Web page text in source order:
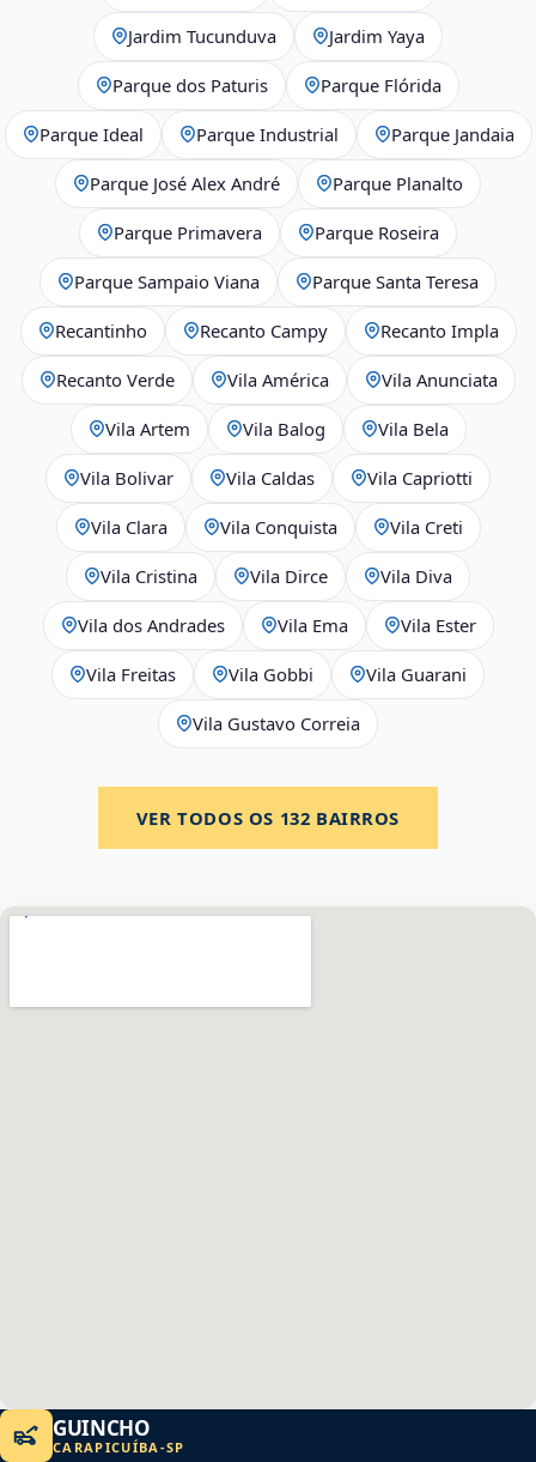
Jardim Tucunduva Jardim Yaya
Parque dos Paturis Parque Flórida
Parque Ideal Parque Industrial Parque Jandaia
Parque José Alex André Parque Planalto
Parque Primavera Parque Roseira
Parque Sampaio Viana Parque Santa Teresa
Recantinho Recanto Campy Recanto Impla
Recanto Verde Vila América Vila Anunciata
Vila Artem Vila Balog Vila Bela
Vila Bolivar Vila Caldas Vila Capriotti
Vila Clara Vila Conquista Vila Creti
Vila Cristina Vila Dirce Vila Diva
Vila dos Andrades Vila Ema Vila Ester
Vila Freitas Vila Gobbi Vila Guarani
Vila Gustavo Correia
VER TODOS OS 132 BAIRROS
GUINCHO
CARAPICUÍBA -SP